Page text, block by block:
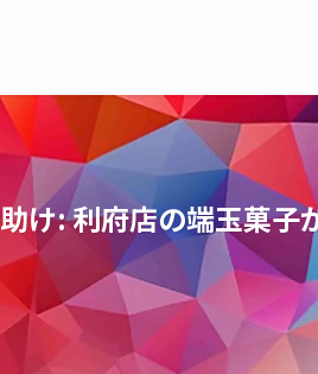
け: 利府店の端玉菓子